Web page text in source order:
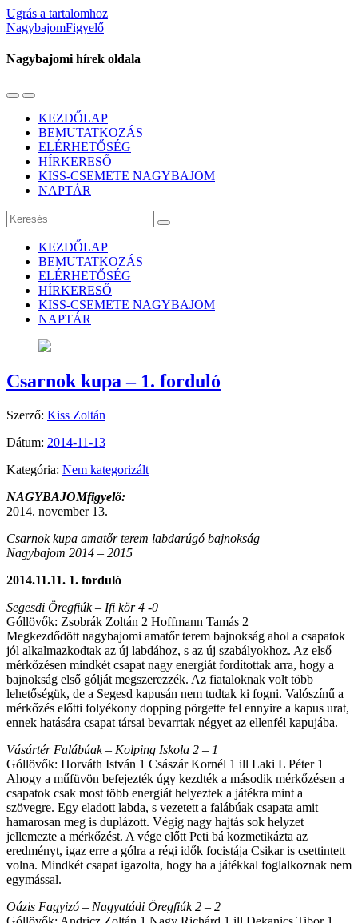
Ugrás a tartalomhoz
NagybajomFigyelő
Nagybajomi hírek oldala
Váltás
mobil
menüre
Használja
keresés
mezőt
KEZDŐLAP
BEMUTATKOZÁS
ELÉRHETŐSÉG
HÍRKERESŐ
KISS-CSEMETE NAGYBAJOM
NAPTÁR
Keresés
KEZDŐLAP
BEMUTATKOZÁS
ELÉRHETŐSÉG
HÍRKERESŐ
KISS-CSEMETE NAGYBAJOM
NAPTÁR
Csarnok kupa – 1. forduló
Szerző: Kiss Zoltán
Dátum: 2014-11-13
Kategória: Nem kategorizált
NAGYBAJOMfigyelő:
2014. november 13.
Csarnok kupa amatőr terem labdarúgó bajnokság
Nagybajom 2014 – 2015
2014.11.11. 1. forduló
Segesdi Öregfiúk – Ifi kör 4 -0
Góllövők: Zsobrák Zoltán 2 Hoffmann Tamás 2
Megkezdődött nagybajomi amatőr terem bajnokság ahol a csapatok
jól alkalmazkodtak az új labdához, s az új szabályokhoz. Az első
mérkőzésen mindkét csapat nagy energiát fordítottak arra, hogy a
bajnokság első gólját megszerezzék. Az fiataloknak volt több
lehetőségük, de a Segesd kapusán nem tudtak ki fogni. Valószínű a
mérkőzés előtti folyékony dopping pörgette fel ennyire a kapus urat,
ennek hatására csapat társai bevarrtak négyet az ellenfél kapujába.
Vásártér Falábúak – Kolping Iskola 2 – 1
Góllövők: Horváth István 1 Császár Kornél 1 ill Laki L Péter 1
Ahogy a műfüvön befejezték úgy kezdték a második mérkőzésen a
csapatok csak most több energiát helyeztek a játékra mint a
szövegre. Egy eladott labda, s vezetett a falábúak csapata amit
hamarosan meg is duplázott. Végig nagy hajtás sok helyzet
jellemezte a mérkőzést. A vége előtt Peti bá kozmetikázta az
eredményt, igaz erre a gólra a régi idők focistája Csikar is csettintett
volna. Mindkét csapat igazolta, hogy ha a játékkal foglalkoznak nem
egymással.
Oázis Fagyizó – Nagyatádi Öregfiúk 2 – 2